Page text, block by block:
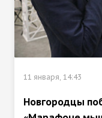
11 января, 14:43
Новгородцы